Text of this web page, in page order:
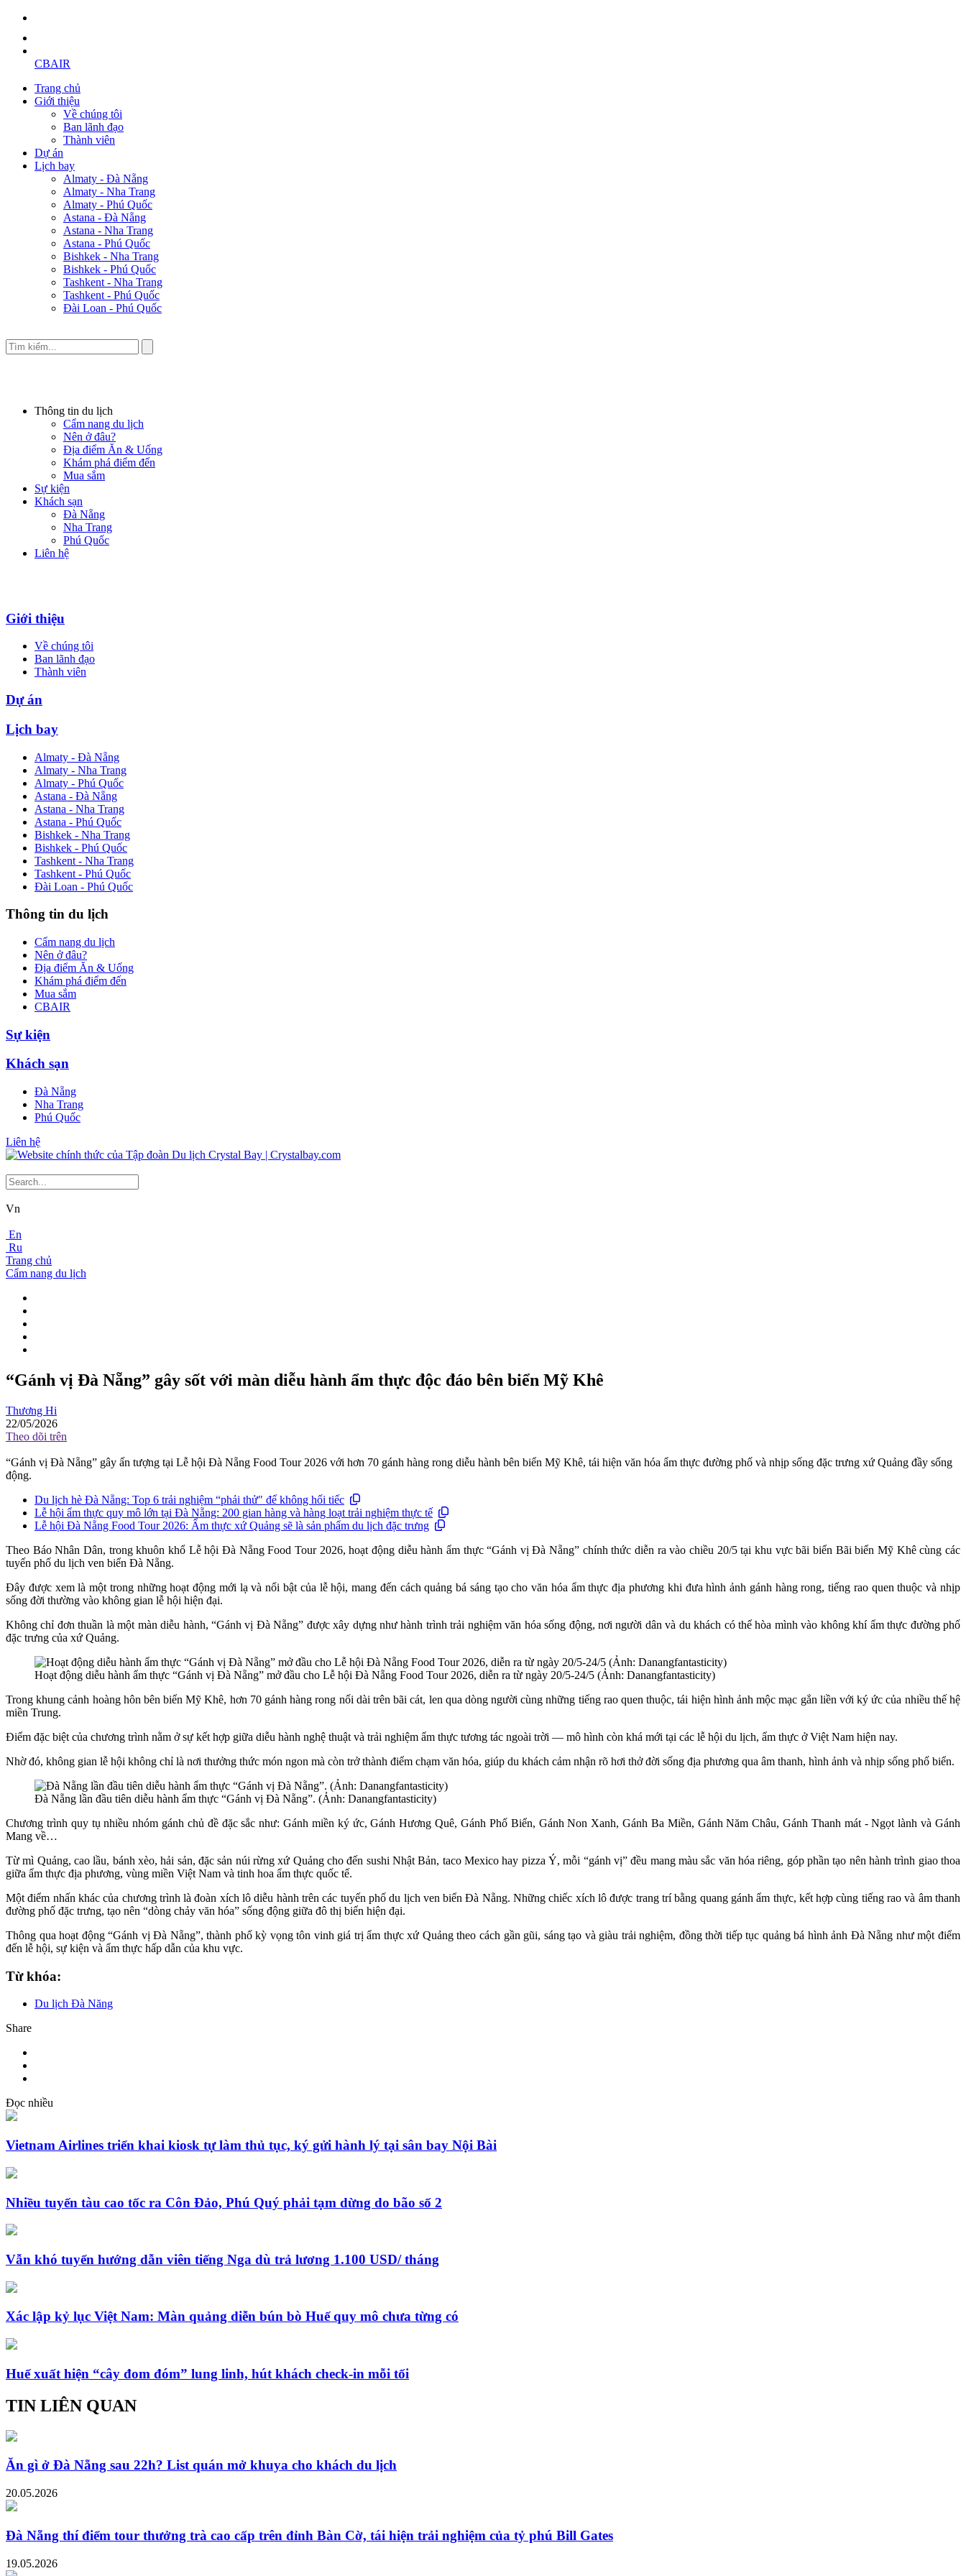
CBAIR
Trang chủ
Giới thiệu
Về chúng tôi
Ban lãnh đạo
Thành viên
Dự án
Lịch bay
Almaty - Đà Nẵng
Almaty - Nha Trang
Almaty - Phú Quốc
Astana - Đà Nẵng
Astana - Nha Trang
Astana - Phú Quốc
Bishkek - Nha Trang
Bishkek - Phú Quốc
Tashkent - Nha Trang
Tashkent - Phú Quốc
Đài Loan - Phú Quốc
Thông tin du lịch
Cẩm nang du lịch
Nên ở đâu?
Địa điểm Ăn & Uống
Khám phá điểm đến
Mua sắm
Sự kiện
Khách sạn
Đà Nẵng
Nha Trang
Phú Quốc
Liên hệ
Giới thiệu
Về chúng tôi
Ban lãnh đạo
Thành viên
Dự án
Lịch bay
Almaty - Đà Nẵng
Almaty - Nha Trang
Almaty - Phú Quốc
Astana - Đà Nẵng
Astana - Nha Trang
Astana - Phú Quốc
Bishkek - Nha Trang
Bishkek - Phú Quốc
Tashkent - Nha Trang
Tashkent - Phú Quốc
Đài Loan - Phú Quốc
Thông tin du lịch
Cẩm nang du lịch
Nên ở đâu?
Địa điểm Ăn & Uống
Khám phá điểm đến
Mua sắm
CBAIR
Sự kiện
Khách sạn
Đà Nẵng
Nha Trang
Phú Quốc
Liên hệ
Vn
En
Ru
Trang chủ
Cẩm nang du lịch
“Gánh vị Đà Nẵng” gây sốt với màn diễu hành ẩm thực độc đáo bên biển Mỹ Khê
Thương Hi
22/05/2026
Theo dõi trên
“Gánh vị Đà Nẵng” gây ấn tượng tại Lễ hội Đà Nẵng Food Tour 2026 với hơn 70 gánh hàng rong diễu hành bên biển Mỹ Khê, tái hiện văn hóa ẩm thực đường phố và nhịp sống đặc trưng xứ Quảng đầy sống
động.
Du lịch hè Đà Nẵng: Top 6 trải nghiệm “phải thử" để không hối tiếc
Lễ hội ẩm thực quy mô lớn tại Đà Nẵng: 200 gian hàng và hàng loạt trải nghiệm thực tế
Lễ hội Đà Nẵng Food Tour 2026: Ẩm thực xứ Quảng sẽ là sản phẩm du lịch đặc trưng
Theo Báo Nhân Dân, trong khuôn khổ Lễ hội Đà Nẵng Food Tour 2026, hoạt động diễu hành ẩm thực “Gánh vị Đà Nẵng” chính thức diễn ra vào chiều 20/5 tại khu vực bãi biển Bãi biển Mỹ Khê cùng các
tuyến phố du lịch ven biển Đà Nẵng.
Đây được xem là một trong những hoạt động mới lạ và nổi bật của lễ hội, mang đến cách quảng bá sáng tạo cho văn hóa ẩm thực địa phương khi đưa hình ảnh gánh hàng rong, tiếng rao quen thuộc và nhịp
sống đời thường vào không gian lễ hội hiện đại.
Không chỉ đơn thuần là một màn diễu hành, “Gánh vị Đà Nẵng” được xây dựng như hành trình trải nghiệm văn hóa sống động, nơi người dân và du khách có thể hòa mình vào không khí ẩm thực đường phố
đặc trưng của xứ Quảng.
Hoạt động diễu hành ẩm thực “Gánh vị Đà Nẵng” mở đầu cho Lễ hội Đà Nẵng Food Tour 2026, diễn ra từ ngày 20/5-24/5 (Ảnh: Danangfantasticity)
Trong khung cảnh hoàng hôn bên biển Mỹ Khê, hơn 70 gánh hàng rong nối dài trên bãi cát, len qua dòng người cùng những tiếng rao quen thuộc, tái hiện hình ảnh mộc mạc gắn liền với ký ức của nhiều thế hệ
miền Trung.
Điểm đặc biệt của chương trình nằm ở sự kết hợp giữa diễu hành nghệ thuật và trải nghiệm ẩm thực tương tác ngoài trời — mô hình còn khá mới tại các lễ hội du lịch, ẩm thực ở Việt Nam hiện nay.
Nhờ đó, không gian lễ hội không chỉ là nơi thưởng thức món ngon mà còn trở thành điểm chạm văn hóa, giúp du khách cảm nhận rõ hơi thở đời sống địa phương qua âm thanh, hình ảnh và nhịp sống phố biển.
Đà Nẵng lần đầu tiên diễu hành ẩm thực “Gánh vị Đà Nẵng”. (Ảnh: Danangfantasticity)
Chương trình quy tụ nhiều nhóm gánh chủ đề đặc sắc như: Gánh miền ký ức, Gánh Hương Quê, Gánh Phố Biển, Gánh Non Xanh, Gánh Ba Miền, Gánh Năm Châu, Gánh Thanh mát - Ngọt lành và Gánh
Mang về…
Từ mì Quảng, cao lầu, bánh xèo, hải sản, đặc sản núi rừng xứ Quảng cho đến sushi Nhật Bản, taco Mexico hay pizza Ý, mỗi “gánh vị” đều mang màu sắc văn hóa riêng, góp phần tạo nên hành trình giao thoa
giữa ẩm thực địa phương, vùng miền Việt Nam và tinh hoa ẩm thực quốc tế.
Một điểm nhấn khác của chương trình là đoàn xích lô diễu hành trên các tuyến phố du lịch ven biển Đà Nẵng. Những chiếc xích lô được trang trí bằng quang gánh ẩm thực, kết hợp cùng tiếng rao và âm thanh
đường phố đặc trưng, tạo nên “dòng chảy văn hóa” sống động giữa đô thị biển hiện đại.
Thông qua hoạt động “Gánh vị Đà Nẵng”, thành phố kỳ vọng tôn vinh giá trị ẩm thực xứ Quảng theo cách gần gũi, sáng tạo và giàu trải nghiệm, đồng thời tiếp tục quảng bá hình ảnh Đà Nẵng như một điểm
đến lễ hội, sự kiện và ẩm thực hấp dẫn của khu vực.
Từ khóa:
Du lịch Đà Năng
Share
Đọc nhiều
Vietnam Airlines triển khai kiosk tự làm thủ tục, ký gửi hành lý tại sân bay Nội Bài
Nhiều tuyến tàu cao tốc ra Côn Đảo, Phú Quý phải tạm dừng do bão số 2
Vẫn khó tuyển hướng dẫn viên tiếng Nga dù trả lương 1.100 USD/ tháng
Xác lập kỷ lục Việt Nam: Màn quảng diễn bún bò Huế quy mô chưa từng có
Huế xuất hiện “cây đom đóm” lung linh, hút khách check-in mỗi tối
TIN LIÊN QUAN
Ăn gì ở Đà Nẵng sau 22h? List quán mở khuya cho khách du lịch
20.05.2026
Đà Nẵng thí điểm tour thưởng trà cao cấp trên đỉnh Bàn Cờ, tái hiện trải nghiệm của tỷ phú Bill Gates
19.05.2026